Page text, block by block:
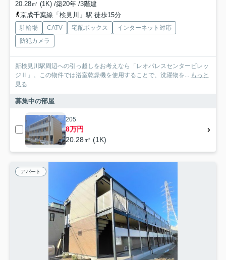
20.28㎡ (1K) /築20年 /3階建
京成千葉線「検見川」駅 徒歩15分
駐輪場 CATV 宅配ボックス
インターネット対応
防犯カメラ
新検見川駅周辺への引っ越しをお考えなら「レオパレスセンタービレッ
ジⅡ」。この物件では浴室乾燥機を使用することで、洗濯物を...
もっと
見る
募集中の部屋
205
8万円
20.28㎡ (1K)
アパート